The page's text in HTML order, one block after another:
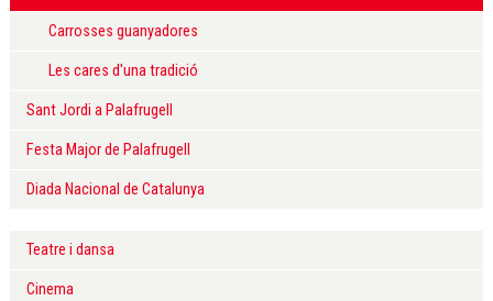
Carrosses guanyadores
Les cares d'una tradició
Sant Jordi a Palafrugell
Festa Major de Palafrugell
Diada Nacional de Catalunya
Teatre i dansa
Cinema